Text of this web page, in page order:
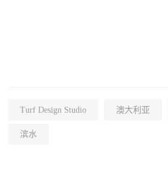
Turf Design Studio 澳大利亚
滨水